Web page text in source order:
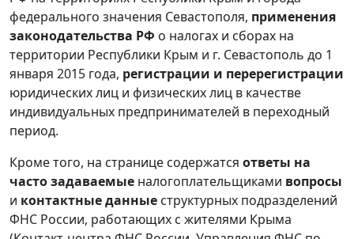
федерального значения Севастополя, применения
законодательства РФ о налогах и сборах на
территории Республики Крым и г. Севастополь до 1
января 2015 года, регистрации и перерегистрации
юридических лиц и физических лиц в качестве
индивидуальных предпринимателей в переходный
период.
Кроме того, на странице содержатся ответы на
часто задаваемые налогоплательщиками вопросы
и контактные данные структурных подразделений
ФНС России, работающих с жителями Крыма